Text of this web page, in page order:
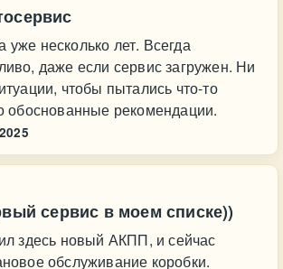
несколько лет. Всегда
даже если сервис загружен. Ни
чтобы пытались что-то
обоснованные рекомендации.
сервис в моем списке))
здесь новый АКПП, и сейчас
обслуживание коробки.